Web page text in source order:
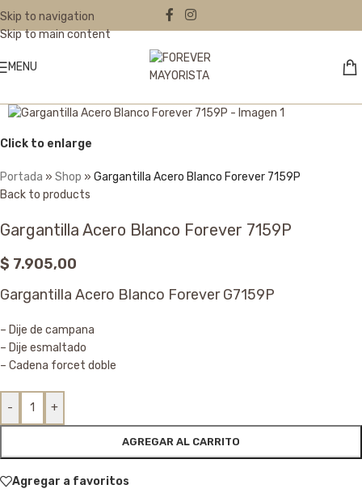
Skip to navigation
Skip to main content
MENU
Click to enlarge
Portada » Shop » Gargantilla Acero Blanco Forever 7159P
Back to products
Gargantilla Acero Blanco Forever 7159P
$ 7.905,00
Gargantilla Acero Blanco Forever G7159P
– Dije de campana
– Dije esmaltado
– Cadena forcet doble
- +
AGREGAR AL CARRITO
Agregar a favoritos